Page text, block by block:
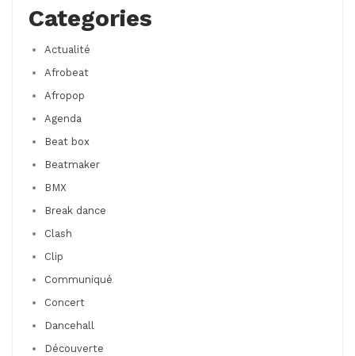
Categories
Actualité
Afrobeat
Afropop
Agenda
Beat box
Beatmaker
BMX
Break dance
Clash
Clip
Communiqué
Concert
Dancehall
Découverte